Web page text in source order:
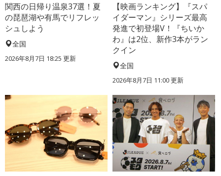
関西の日帰り温泉37選！夏
の琵琶湖や有馬でリフレッ
シュしよう
全国
2026年8月7日 18:25 更新
【映画ランキング】『スパ
イダーマン』シリーズ最高
発進で初登場V！『ちいか
わ』は2位、新作3本がラン
クイン
全国
2026年8月7日 11:00更新